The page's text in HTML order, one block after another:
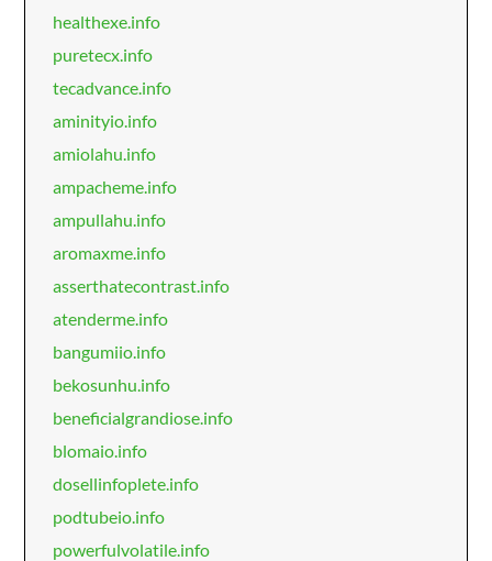
healthexe.info
puretecx.info
tecadvance.info
aminityio.info
amiolahu.info
ampacheme.info
ampullahu.info
aromaxme.info
asserthatecontrast.info
atenderme.info
bangumiio.info
bekosunhu.info
beneficialgrandiose.info
blomaio.info
dosellinfoplete.info
podtubeio.info
powerfulvolatile.info